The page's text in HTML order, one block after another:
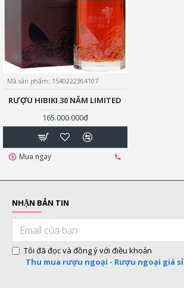
Mã sản phẩm: 1540222364107
RƯỢU HIBIKI 30 NĂM LIMITED
165.000.000đ
Mua ngay
NHẬN BẢN TIN
Tôi đã đọc và đồng ý với điều khoản
Thu mua rượu ngoại - Rượu ngoại giá sỉ